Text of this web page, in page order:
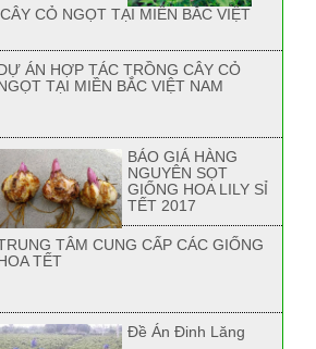
CỎ NGỌT TẠI MIỀN BẮC VIỆT
ÁN HỢP TÁC TRỒNG CÂY CỎ
TẠI MIỀN BẮC VIỆT NAM
BÁO GIÁ HÀNG
NGUYÊN SỌT
GIỐNG HOA LILY SỈ
TẾT 2017
TÂM CUNG CẤP CÁC GIỐNG
TẾT
Đề Án Đinh Lăng